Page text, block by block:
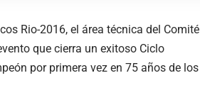
Rio-2016, el área técnica del Comité
que cierra un exitoso Ciclo
por primera vez en 75 años de los